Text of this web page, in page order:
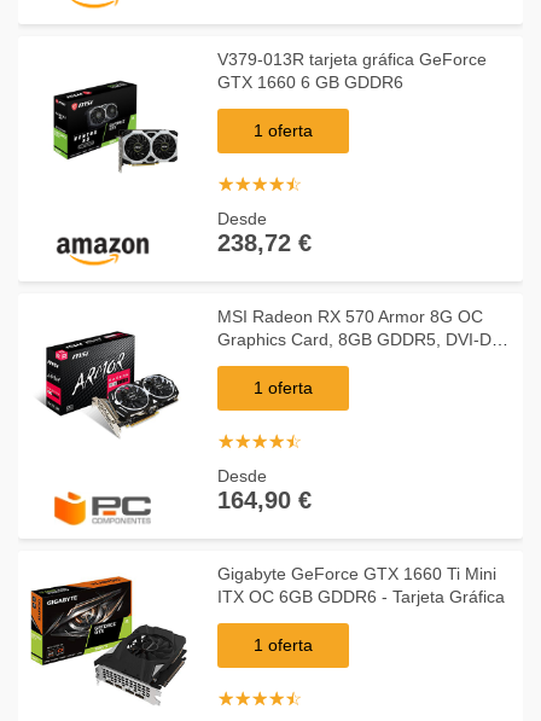
V379-013R tarjeta gráfica GeForce
GTX 1660 6 GB GDDR6
1 oferta
☆☆☆☆☆
★★★★★
Desde
238,72 €
MSI Radeon RX 570 Armor 8G OC
Graphics Card, 8GB GDDR5, DVI-D,
HDMI, DP
1 oferta
☆☆☆☆☆
★★★★★
Desde
164,90 €
Gigabyte GeForce GTX 1660 Ti Mini
ITX OC 6GB GDDR6 - Tarjeta Gráfica
1 oferta
☆☆☆☆☆
★★★★★